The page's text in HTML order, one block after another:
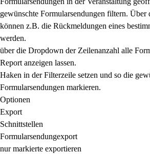
gewünschte Formularsendungen filtern. Über
können z.B. die Rückmeldungen eines
werden.
über die Dropdown der Zeilenanzahl alle
Report anzeigen lassen.
Haken in der Filterzeile setzen und so die
Formularsendungen markieren.
Optionen
Export
Schnittstellen
Formularsendungexport
nur markierte exportieren